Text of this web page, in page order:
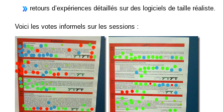
retours d’expériences détaillés sur des logiciels de taille réaliste.
Voici les votes informels sur les sessions :